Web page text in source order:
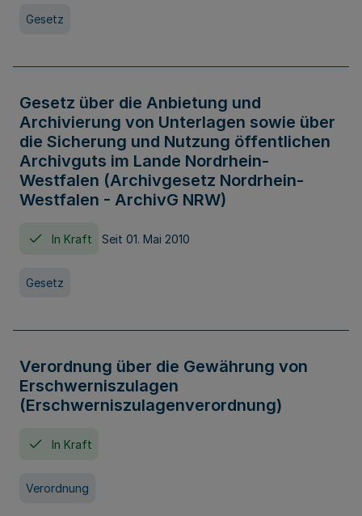
Gesetz
Gesetz über die Anbietung und
Archivierung von Unterlagen sowie über
die Sicherung und Nutzung öffentlichen
Archivguts im Lande Nordrhein-
Westfalen (Archivgesetz Nordrhein-
Westfalen - ArchivG NRW)
In Kraft Seit 01. Mai 2010
Gesetz
Verordnung über die Gewährung von
Erschwerniszulagen
(Erschwerniszulagenverordnung)
In Kraft
Verordnung